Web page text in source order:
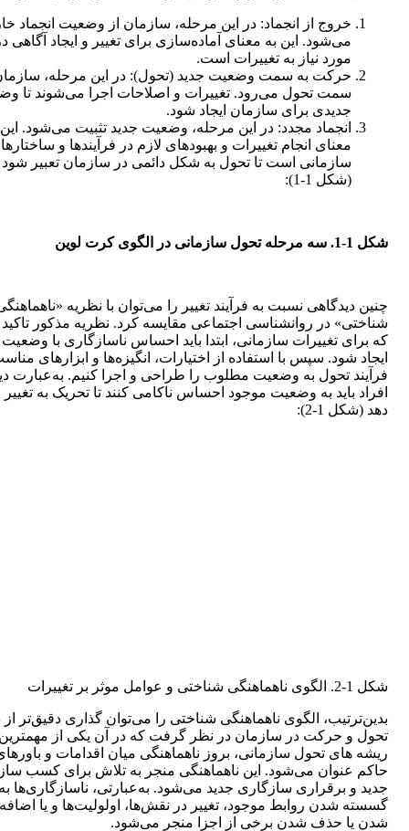
خروج از انجماد: در این مرحله، سازمان از وضعیت انجماد
می‌شود. این به معنای آماده‌سازی برای تغییر و ایجاد آگاهی
مورد نیاز به تغییرات است.
حرکت به سمت وضعیت جدید (تحول): در این مرحله،
سمت تحول می‌رود. تغییرات و اصلاحات اجرا می‌شوند تا
جدیدی برای سازمان ایجاد شود.
انجماد مجدد: در این مرحله، وضعیت جدید تثبیت می‌شود.
معنای انجام تغییرات و بهبودهای لازم در فرآیندها و
سازمانی است تا تحول به شکل دائمی در سازمان تعبیر شود
(شکل 1-1):
شکل 1-1. سه مرحله تحول سازمانی در الگوی کرت لوین
چنین دیدگاهی نسبت به فرآیند تغییر را می‌توان با نظریه
شناختی» در روانشناسی اجتماعی مقایسه کرد. نظریه مذکور تاکید
که برای تغییرات سازمانی، ابتدا باید احساس ناسازگاری با
ایجاد شود. سپس با استفاده از اختیارات، انگیزه‌ها و ابزارهای
فرآیند تحول به وضعیت مطلوب را طراحی و اجرا ‌کنیم. به‌عبارت
افراد باید به وضعیت موجود احساس ناکامی کنند تا تحریک به
دهد (شکل 1-2):
شکل 1-2. الگوی ناهماهنگی شناختی و عوامل موثر بر تغییرات
بدین‌ترتیب، الگوی ناهماهنگی شناختی را می‌توان گذاری دقیق‌تر از
تحول و حرکت در سازمان در نظر گرفت که در آن یکی از
ریشه های تحول سازمانی، بروز ناهماهنگی میان اقدامات و
حاکم عنوان می‌شود. این ناهماهنگی منجر به تلاش برای کسب
جدید و برقراری سازگاری جدید می‌شود. به‌عبارتی، ناسازگاری‌ها
گسسته شدن روابط موجود، تغییر در نقش‌ها، اولولیت‌ها و یا اضافه
شدن یا حذف شدن برخی از اجزا منجر می‌شود.